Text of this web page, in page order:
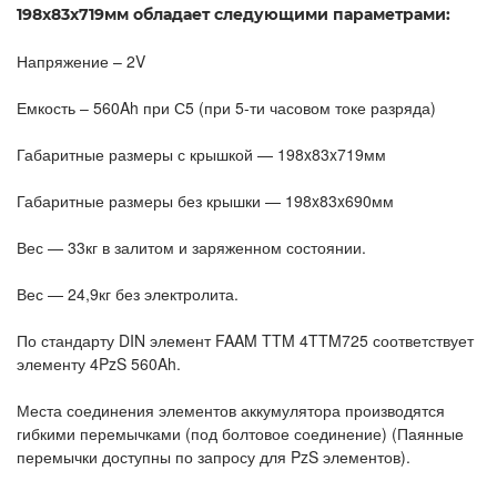
198x83x719мм обладает следующими параметрами:
Напряжение – 2V
Емкость – 560Ah при С5 (при 5-ти часовом токе разряда)
Габаритные размеры с крышкой — 198x83x719мм
Габаритные размеры без крышки — 198x83x690мм
Вес — 33кг в залитом и заряженном состоянии.
Вес — 24,9кг без электролита.
По стандарту DIN элемент FAAM TTM 4TTM725 соответствует
элементу 4PzS 560Ah.
Места соединения элементов аккумулятора производятся
гибкими перемычками (под болтовое соединение) (Паянные
перемычки доступны по запросу для PzS элементов).